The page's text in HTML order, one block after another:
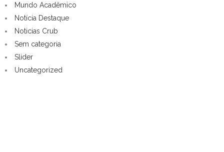
Mundo Acadêmico
Notícia Destaque
Noticias Crub
Sem categoria
Slider
Uncategorized